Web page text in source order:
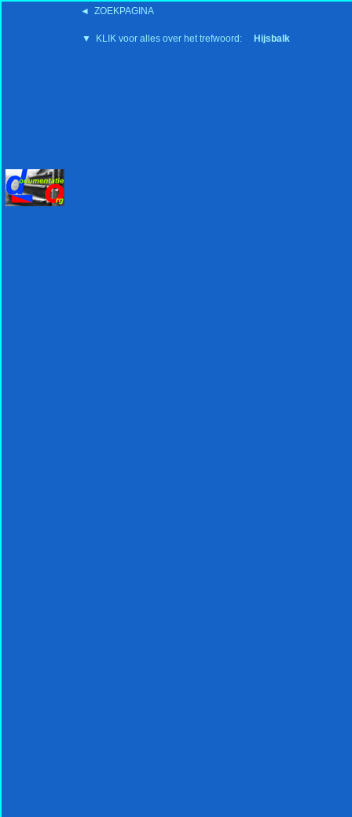
◄ ZOEKPAGINA
▼ KLIK voor alles over het trefwoord: Hijsbalk
'15:19 19-2-2008